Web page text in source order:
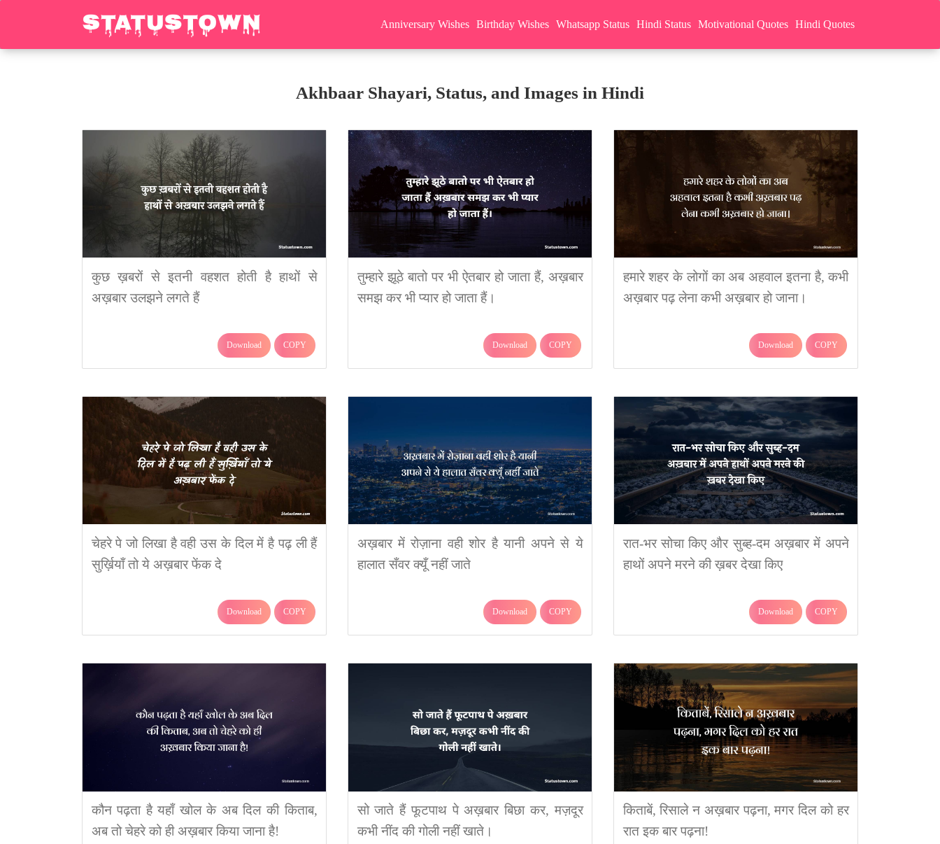
Anniversary Wishes Birthday Wishes Whatsapp Status Hindi Status Motivational Quotes Hindi Quotes
Akhbaar Shayari, Status, and Images in Hindi
कुछ ख़बरों से इतनी वहशत होती है हाथों से
अख़बार उलझने लगते हैं
Download COPY
तुम्हारे झूठे बातो पर भी ऐतबार हो जाता हैं, अख़बार
समझ कर भी प्यार हो जाता हैं।
Download COPY
हमारे शहर के लोगों का अब अहवाल इतना है, कभी
अख़बार पढ़ लेना कभी अख़बार हो जाना।
Download COPY
चेहरे पे जो लिखा है वही उस के दिल में है पढ़ ली हैं
सुर्ख़ियाँ तो ये अख़बार फेंक दे
Download COPY
अख़बार में रोज़ाना वही शोर है यानी अपने से ये
हालात सँवर क्यूँ नहीं जाते
Download COPY
रात-भर सोचा किए और सुब्ह-दम अख़बार में अपने
हाथों अपने मरने की ख़बर देखा किए
Download COPY
कौन पढ़ता है यहाँ खोल के अब दिल की किताब,
अब तो चेहरे को ही अख़बार किया जाना है!
सो जाते हैं फूटपाथ पे अख़बार बिछा कर, मज़दूर
कभी नींद की गोली नहीं खाते।
किताबें, रिसाले न अख़बार पढ़ना, मगर दिल को हर
रात इक बार पढ़ना!